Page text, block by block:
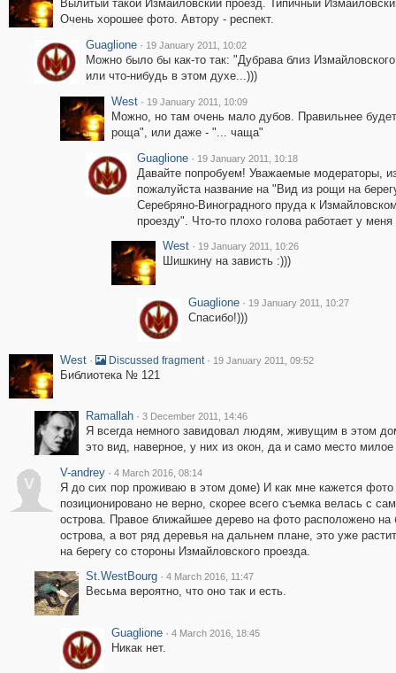
Вылитый такой Измайловский проезд. Типичный
Очень хорошее фото. Автору - респект.
Guaglione · 19 January 2011, 10:02
Можно было бы как-то так: "Дубрава близ
или что-нибудь в этом духе...)))
West · 19 January 2011, 10:09
Можно, но там очень мало дубов. Правильнее
роща", или даже - "... чаща"
Guaglione · 19 January 2011, 10:18
Давайте попробуем! Уважаемые модераторы,
пожалуйста название на "Вид из рощи на
Серебряно-Виноградного пруда к
проезду". Что-то плохо голова работает у
West · 19 January 2011, 10:26
Шишкину на зависть :)))
Guaglione · 19 January 2011, 10:27
Спасибо!)))
West · Discussed fragment · 19 January 2011, 09:52
Библиотека № 121
Ramallah · 3 December 2011, 14:46
Я всегда немного завидовал людям, живущим в этом
это вид, наверное, у них из окон, да и само место милое
V
V-andrey · 4 March 2016, 08:14
Я до сих пор проживаю в этом доме) И как мне кажется фото
позиционировано не верно, скорее всего съемка велась с
острова. Правое ближайшее дерево на фото расположено на
острова, а вот ряд деревья на дальнем плане, это уже
на берегу со стороны Измайловского проезда.
St.WestBourg · 4 March 2016, 11:47
Весьма вероятно, что оно так и есть.
Guaglione · 4 March 2016, 18:45
Никак нет.